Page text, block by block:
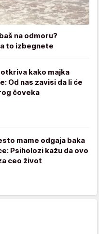
na odmoru?
to izbegnete
kako majka
Od nas zavisi da li će
čoveka
mame odgaja baka
Psiholozi kažu da ovo
ceo život